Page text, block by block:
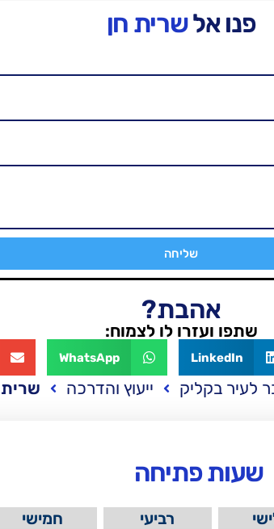
פנו אלשרית חן
שליחה
אהבת?
שתפו ועזרו לו לצמוח:
LinkedIn
WhatsApp
לעיר בקליק ייעוץ והדרכה שרית
שעות פתיחה
רביעי חמישי